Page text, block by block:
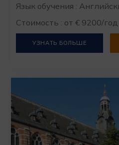
Язык обучения :
Стоимость : от € 9200/год
УЗНАТЬ БОЛЬШЕ